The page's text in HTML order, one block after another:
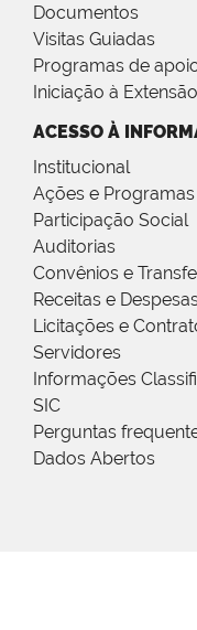
Documentos
Visitas Guiadas
Programas de
Iniciação à Extensão
ACESSO À
Institucional
Ações e Programas
Participação Social
Auditorias
Convênios e
Receitas e
Licitações e
Servidores
Informações
SIC
Perguntas
Dados Abertos